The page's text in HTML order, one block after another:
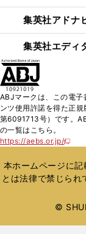
集英社アドナ
集英社エディ
ABJマークは、この電子
ンツ使用許諾を得た正
第6091713号）です。
の一覧はこちら。
https://aebs.or.jp/
新
い
ウ
ィ
ウ
本ホームページに
とは法律で禁じら
©